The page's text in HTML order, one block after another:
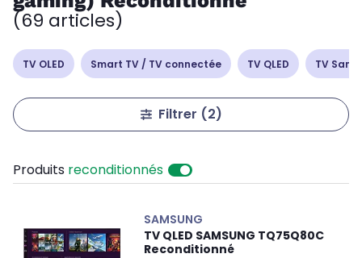
(69 articles)
TV OLED Smart TV / TV connectée TV QLED TV
Filtrer (2)
Produits reconditionnés
SAMSUNG
TV QLED SAMSUNG TQ75Q80C
Reconditionné